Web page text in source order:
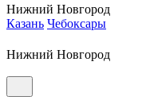
Нижний Новгород
Казань Чебоксары
Нижний Новгород